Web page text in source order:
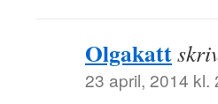
Olgakatt
23 april, 2014 kl.